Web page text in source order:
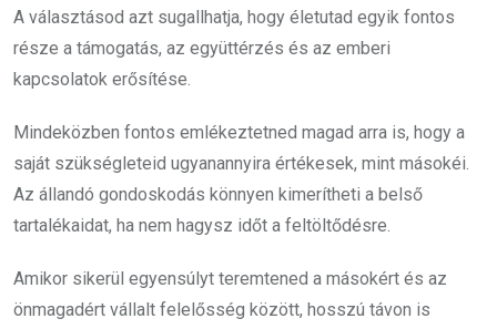
A választásod azt sugallhatja, hogy életutad egyik fontos
része a támogatás, az együttérzés és az emberi
kapcsolatok erősítése.
Mindeközben fontos emlékeztetned magad arra is, hogy a
saját szükségleteid ugyanannyira értékesek, mint másokéi.
Az állandó gondoskodás könnyen kimerítheti a belső
tartalékaidat, ha nem hagysz időt a feltöltődésre.
Amikor sikerül egyensúlyt teremtened a másokért és az
önmagadért vállalt felelősség között, hosszú távon is